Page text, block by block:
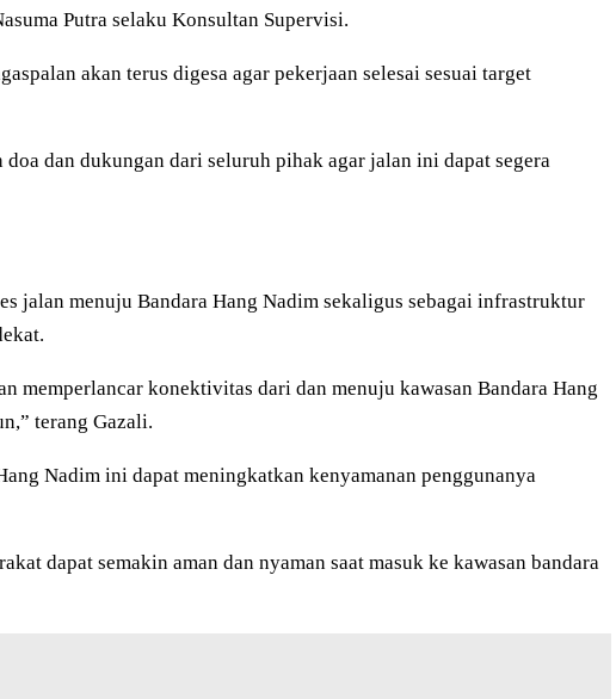
Putra selaku Konsultan Supervisi.
akan terus digesa agar pekerjaan selesai sesuai target
dan dukungan dari seluruh pihak agar jalan ini dapat segera
jalan menuju Bandara Hang Nadim sekaligus sebagai infrastruktur
memperlancar konektivitas dari dan menuju kawasan Bandara Hang
terang Gazali.
Nadim ini dapat meningkatkan kenyamanan penggunanya
dapat semakin aman dan nyaman saat masuk ke kawasan bandara